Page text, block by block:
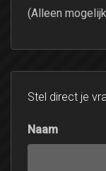
(Alleen
Stel direct je
Naam